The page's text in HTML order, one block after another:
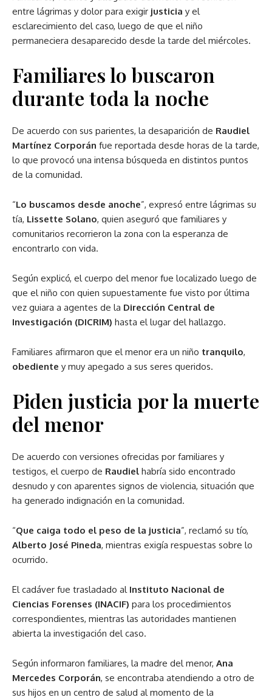
entre lágrimas y dolor para exigir justicia y el
esclarecimiento del caso, luego de que el niño
permaneciera desaparecido desde la tarde del miércoles.
Familiares lo buscaron
durante toda la noche
De acuerdo con sus parientes, la desaparición de Raudiel
Martínez Corporán fue reportada desde horas de la tarde,
lo que provocó una intensa búsqueda en distintos puntos
de la comunidad.
“Lo buscamos desde anoche”, expresó entre lágrimas su
tía, Lissette Solano, quien aseguró que familiares y
comunitarios recorrieron la zona con la esperanza de
encontrarlo con vida.
Según explicó, el cuerpo del menor fue localizado luego de
que el niño con quien supuestamente fue visto por última
vez guiara a agentes de la Dirección Central de
Investigación (DICRIM) hasta el lugar del hallazgo.
Familiares afirmaron que el menor era un niño tranquilo,
obediente y muy apegado a sus seres queridos.
Piden justicia por la muerte
del menor
De acuerdo con versiones ofrecidas por familiares y
testigos, el cuerpo de Raudiel habría sido encontrado
desnudo y con aparentes signos de violencia, situación que
ha generado indignación en la comunidad.
“Que caiga todo el peso de la justicia”, reclamó su tío,
Alberto José Pineda, mientras exigía respuestas sobre lo
ocurrido.
El cadáver fue trasladado al Instituto Nacional de
Ciencias Forenses (INACIF) para los procedimientos
correspondientes, mientras las autoridades mantienen
abierta la investigación del caso.
Según informaron familiares, la madre del menor, Ana
Mercedes Corporán, se encontraba atendiendo a otro de
sus hijos en un centro de salud al momento de la